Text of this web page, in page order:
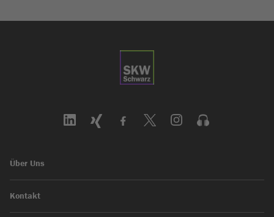
Über Uns
Kontakt